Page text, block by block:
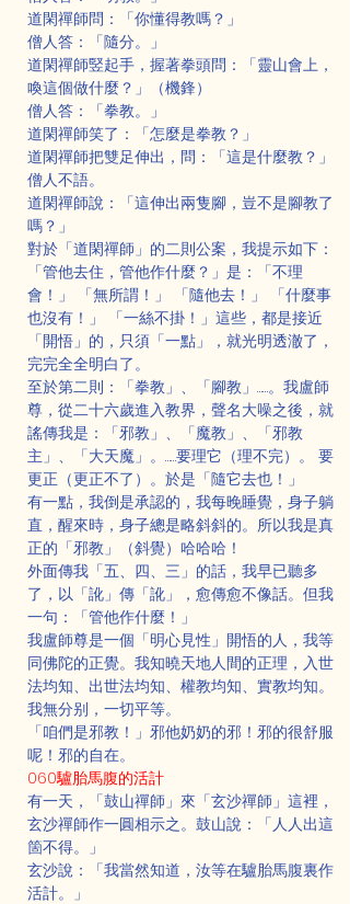
道閑禪師問：「你懂得教嗎？」
僧人答：「隨分。」
道閑禪師竪起手，握著拳頭問：「靈山會上，
喚這個做什麼？」（機鋒）
僧人答：「拳教。」
道閑禪師笑了：「怎麼是拳教？」
道閑禪師把雙足伸出，問：「這是什麼教？」
僧人不語。
道閑禪師說：「這伸出兩隻腳，豈不是腳教了
嗎？」
對於「道閑禪師」的二則公案，我提示如下：
「管他去住，管他作什麼？」是：「不理
會！」 「無所謂！」 「隨他去！」 「什麼事
也沒有！」 「一絲不掛！」這些，都是接近
「開悟」的，只須「一點」，就光明透澈了，
完完全全明白了。
至於第二則：「拳教」、「腳教」……。我盧師
尊，從二十六歲進入教界，聲名大噪之後，就
謠傳我是：「邪教」、「魔教」、「邪教
主」、「大天魔」。……要理它（理不完）。 要
更正（更正不了）。於是「隨它去也！」
有一點，我倒是承認的，我每晚睡覺，身子躺
直，醒來時，身子總是略斜斜的。所以我是真
正的「邪教」（斜覺）哈哈哈！
外面傳我「五、四、三」的話，我早已聽多
了，以「訛」傳「訛」，愈傳愈不像話。但我
一句：「管他作什麼！」
我盧師尊是一個「明心見性」開悟的人，我等
同佛陀的正覺。我知曉天地人間的正理，入世
法均知、出世法均知、權教均知、實教均知。
我無分别，一切平等。
「咱們是邪教！」邪他奶奶的邪！邪的很舒服
呢！邪的自在。
060驢胎馬腹的活計
有一天，「鼓山禪師」來「玄沙禪師」這裡，
玄沙禪師作一圓相示之。鼓山說：「人人出這
箇不得。」
玄沙說：「我當然知道，汝等在驢胎馬腹裏作
活計。」